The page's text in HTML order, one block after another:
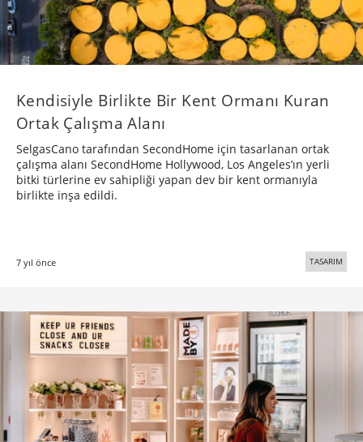
Kendisiyle Birlikte Bir Kent Ormanı Kuran
Ortak Çalışma Alanı
SelgasCano tarafından SecondHome için tasarlanan ortak
çalışma alanı SecondHome Hollywood, Los Angeles’ın yerli
bitki türlerine ev sahipliği yapan dev bir kent ormanıyla
birlikte inşa edildi.
7 yıl önce TASARIM